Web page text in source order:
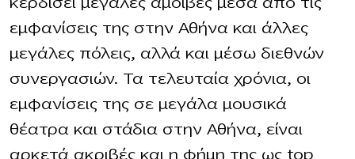
εμφανίσεις της στην Αθήνα και άλλες
μεγάλες πόλεις, αλλά και μέσω διεθνών
συνεργασιών. Τα τελευταία χρόνια, οι
εμφανίσεις της σε μεγάλα μουσικά
θέατρα και στάδια στην Αθήνα, είναι
αρκετά ακριβές και η φήμη της ως top